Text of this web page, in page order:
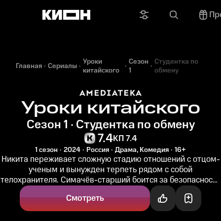
Главная Сериалы Уроки
китайского
Сезон
1
Студентка по
обмену
Уроки китайского
Сезон 1 · Студентка по обмену
7.4КП 7.4
1 сезон 2024 Россия Драма, Комедия 16+
Никита переживает сложную стадию отношений с отцом-
ученым и вынужден терпеть рядом с собой
телохранителя. Симачёв-старший боится за безопасность
сына, ведь за его формулой...
Смотреть